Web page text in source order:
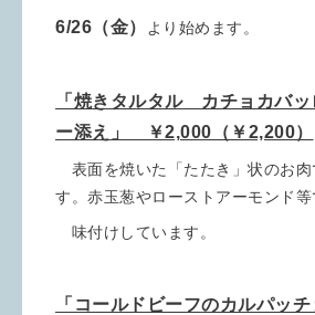
6/26（金） より始めます。
「焼きタルタル カチョカバッ
ー添え」 ￥2,000（￥2,200）
表面を焼いた「たたき」状のお肉
す。赤玉葱やローストアーモンド等
味付けしています。
「コールドビーフのカルパッ